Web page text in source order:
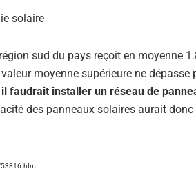
sud du pays reçoit en moyenne
moyenne supérieure ne dépasse
faudrait installer un réseau de
des panneaux solaires aurait donc
53816.htm